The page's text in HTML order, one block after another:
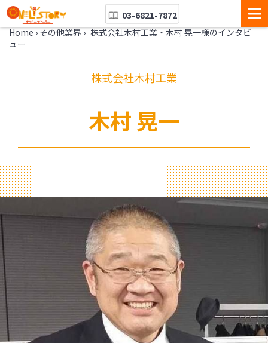
03-6821-7872
Home › その他業界 › 株式会社木村工業・木村 晃一様のインタビ
ュー
株式会社木村工業
木村 晃一